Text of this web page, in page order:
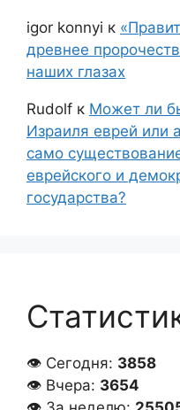
igor konnyi к
древнее
наших глазах
Rudolf к Может ли
Израиля еврей или
само
еврейского и
государства?
👁 Сегодня: 3858
👁 Вчера: 3654